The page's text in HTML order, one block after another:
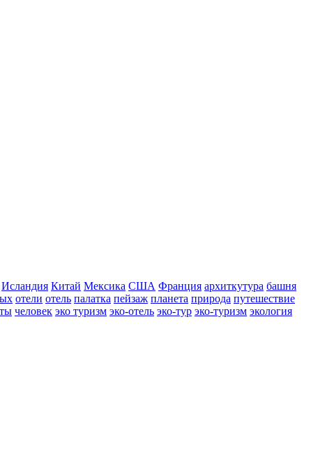
Исландия Китай Мексика США Франция архиткутура башня
отели отель палатка пейзаж планета природа путешествие
человек эко туризм эко-отель эко-тур эко-туризм экология